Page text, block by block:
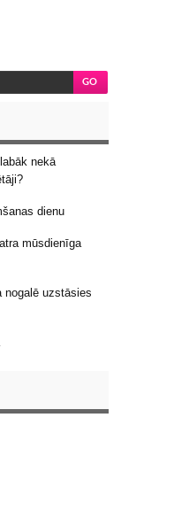
nekā
dienu
mūsdienīga
nogalē uzstāsies